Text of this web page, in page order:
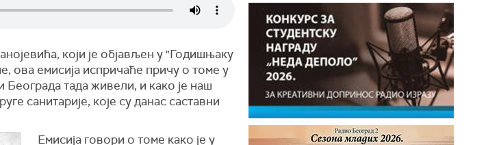
који је објављен у "Годишњаку
ова емисија испричаће причу о томе у
тада живели, и како је наш
санитарије, које су данас саставни
Емисија говори о томе како је у